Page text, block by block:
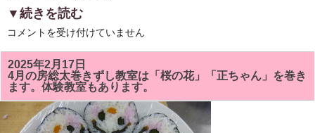
▼続きを読む
5
の
房
総
太
巻
き
し
コメントを受け付けていません
2025年2月17日
4月の房総太巻きずし教室は「桜の花」「正ちゃん」を巻き
ます。体験教室もあります。